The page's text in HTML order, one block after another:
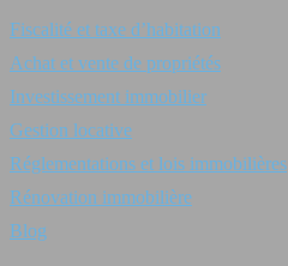
Fiscalité et taxe d’habitation
Achat et vente de propriétés
Investissement immobilier
Gestion locative
Réglementations et lois immobilières
Rénovation immobilière
Blog